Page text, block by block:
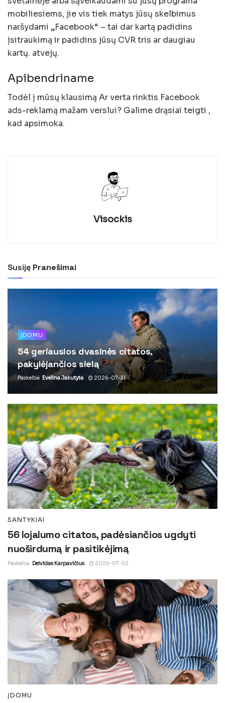
mobiliesiems, jie vis tiek matys jūsų skelbimus
naršydami „Facebook“ – tai dar kartą padidins
įsitraukimą ir padidins jūsų CVR tris ar daugiau
kartų. atvejų.
Apibendriname
Todėl į mūsų klausimą Ar verta rinktis Facebook
ads-reklamą mažam verslui? Galime drąsiai teigti ,
kad apsimoka.
Visockis
Susiję Pranešimai
ĮDOMU
54 geriausios dvasinės citatos,
pakylėjančios sielą
Paskelbė Evelina Jakutytė 2026-07-31
SANTYKIAI
56 lojalumo citatos, padėsiančios ugdyti
nuoširdumą ir pasitikėjimą
Paskelbė Deividas Karpavičius 2026-07-30
ĮDOMU